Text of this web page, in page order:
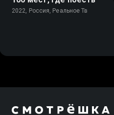
2022, Россия, Реальное Тв